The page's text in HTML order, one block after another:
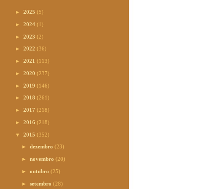
► 2025 (5)
► 2024 (1)
► 2023 (2)
► 2022 (36)
► 2021 (113)
► 2020 (237)
► 2019 (146)
► 2018 (261)
► 2017 (218)
► 2016 (218)
▼ 2015 (352)
►dezembro(23)
►novembro(20)
►outubro(25)
►setembro(28)